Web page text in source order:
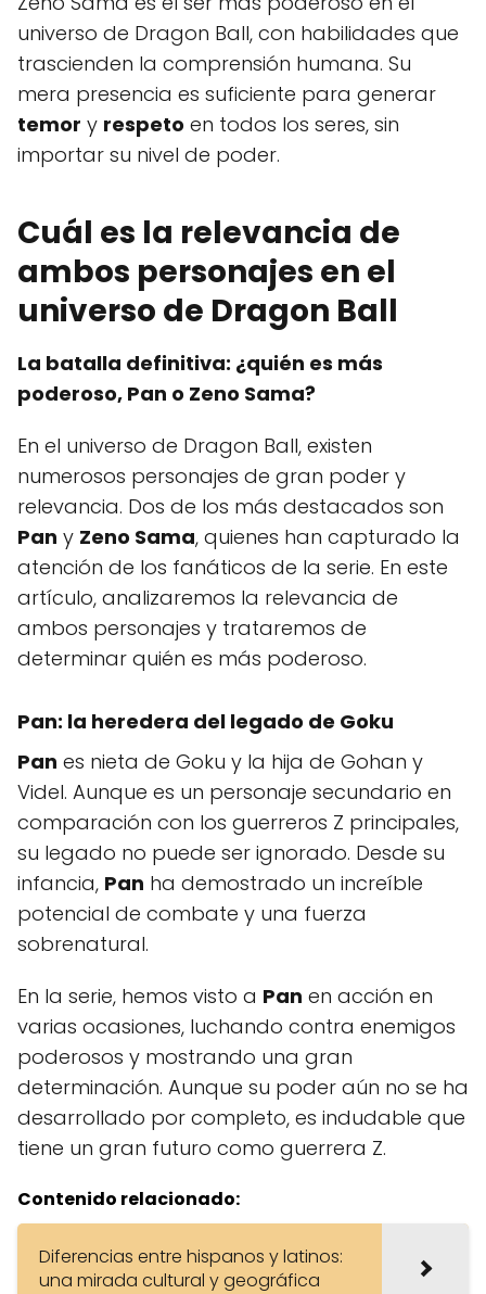
universo de Dragon Ball, con habilidades que
trascienden la comprensión humana. Su
mera presencia es suficiente para generar
temor y respeto en todos los seres, sin
importar su nivel de poder.
Cuál es la relevancia de
ambos personajes en el
universo de Dragon Ball
La batalla definitiva: ¿quién es más
poderoso, Pan o Zeno Sama?
En el universo de Dragon Ball, existen
numerosos personajes de gran poder y
relevancia. Dos de los más destacados son
Pan y Zeno Sama, quienes han capturado la
atención de los fanáticos de la serie. En este
artículo, analizaremos la relevancia de
ambos personajes y trataremos de
determinar quién es más poderoso.
Pan: la heredera del legado de Goku
Pan es nieta de Goku y la hija de Gohan y
Videl. Aunque es un personaje secundario en
comparación con los guerreros Z principales,
su legado no puede ser ignorado. Desde su
infancia, Pan ha demostrado un increíble
potencial de combate y una fuerza
sobrenatural.
En la serie, hemos visto a Pan en acción en
varias ocasiones, luchando contra enemigos
poderosos y mostrando una gran
determinación. Aunque su poder aún no se ha
desarrollado por completo, es indudable que
tiene un gran futuro como guerrera Z.
Contenido relacionado:
Diferencias entre hispanos y latinos:
una mirada cultural y geográfica